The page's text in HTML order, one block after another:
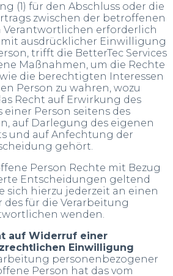
(1) für den Abschluss oder die
zwischen der betroffenen
Verantwortlichen erforderlich
mit ausdrücklicher Einwilligung
trifft die BetterTec Services
Maßnahmen, um die Rechte
die berechtigten Interessen
Person zu wahren, wozu
Recht auf Erwirkung des
einer Person seitens des
auf Darlegung des eigenen
und auf Anfechtung der
gehört.
Person Rechte mit Bezug
Entscheidungen geltend
sich hierzu jederzeit an einen
des für die Verarbeitung
wenden.
auf Widerruf einer
Einwilligung
personenbezogener
Person hat das vom